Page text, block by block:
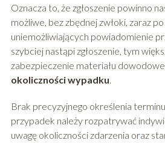
Oznacza to, że zgłoszenie powinno
możliwe, bez zbędnej zwłoki, zaraz
uniemożliwiających powiadomienie
szybciej nastąpi zgłoszenie, tym
zabezpieczenie materiału
okoliczności wypadku.
Brak precyzyjnego określenia
przypadek należy rozpatrywać
uwagę okoliczności zdarzenia oraz